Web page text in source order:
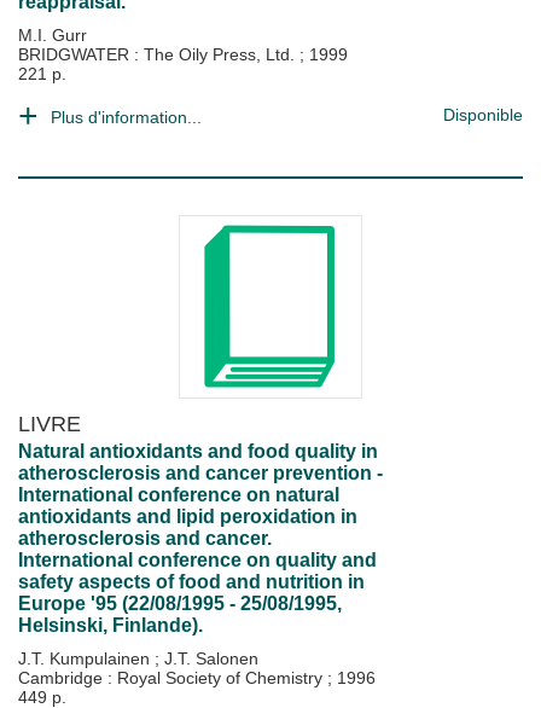
M.I. Gurr
BRIDGWATER : The Oily Press, Ltd. ; 1999
221 p.
Plus d'information... Disponible
LIVRE
Natural antioxidants and food quality in
atherosclerosis and cancer prevention -
International conference on natural
antioxidants and lipid peroxidation in
atherosclerosis and cancer.
International conference on quality and
safety aspects of food and nutrition in
Europe '95 (22/08/1995 - 25/08/1995,
Helsinski, Finlande).
J.T. Kumpulainen ; J.T. Salonen
Cambridge : Royal Society of Chemistry ; 1996
449 p.